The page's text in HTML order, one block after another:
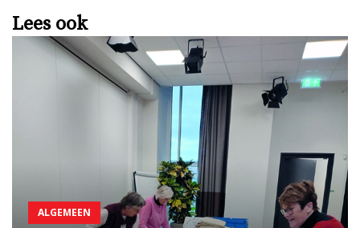
Lees ook
ALGEMEEN